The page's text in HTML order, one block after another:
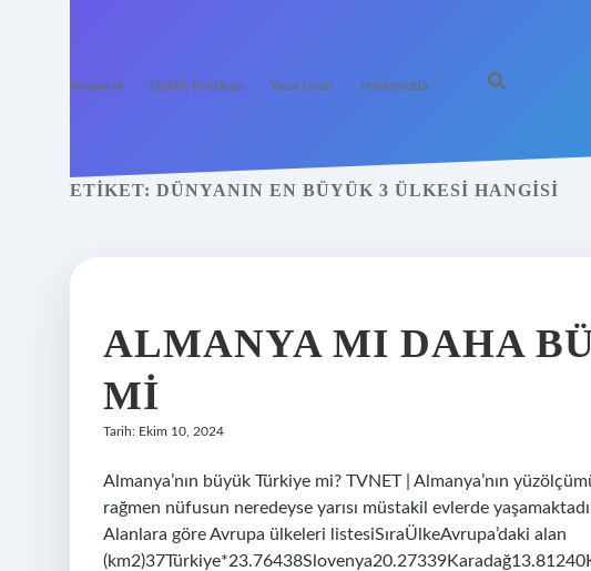
Anasayfa Gizlilik Politikası Yasal Uyarı Hakkımızda
ETIKET: DÜNYANIN EN BÜYÜK 3 ÜLKESI HANGISI
ALMANYA MI DAHA
MI
Tarih: Ekim 10, 2024
Almanya’nın büyük Türkiye mi? TVNET | Almanya’nın
rağmen nüfusun neredeyse yarısı müstakil evlerde
Alanlara göre Avrupa ülkeleri listesiSıraÜlkeAvrupa’daki alan